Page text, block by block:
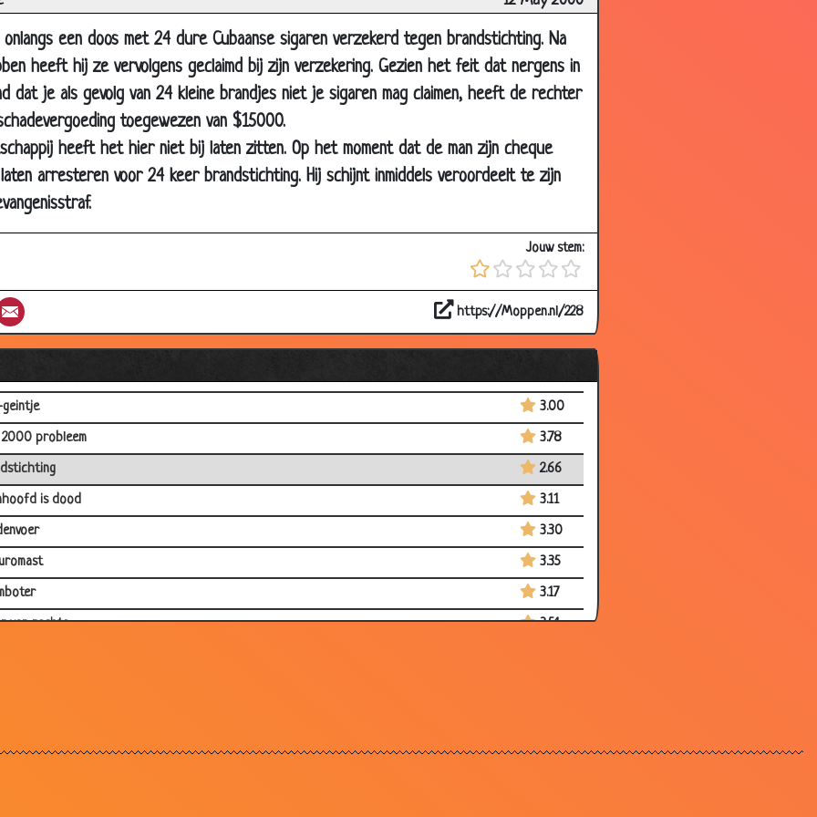
een doos met 24 dure Cubaanse sigaren verzekerd tegen brandstichting. Na
heeft hij ze vervolgens geclaimd bij zijn verzekering. Gezien het feit dat nergens in
dat je als gevolg van 24 kleine brandjes niet je sigaren mag claimen, heeft de rechter
toegewezen van $15000.
heeft het hier niet bij laten zitten. Op het moment dat de man zijn cheque
arresteren voor 24 keer brandstichting. Hij schijnt inmiddels veroordeelt te zijn
Jouw stem:
https://Moppen.nl/228
apart
2.61
3.44
3.63
3.56
tweede keer
in je reet!
3.15
3.26
naar Frankrijk
3.32
3.33
met graag
2.96
3.00
probleem
3.78
2.66
is dood
3.11
3.30
3.35
3.17
van rechts
3.54